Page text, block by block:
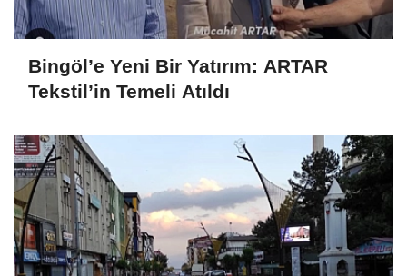
Bingöl’e Yeni Bir Yatırım: ARTAR
Tekstil’in Temeli Atıldı